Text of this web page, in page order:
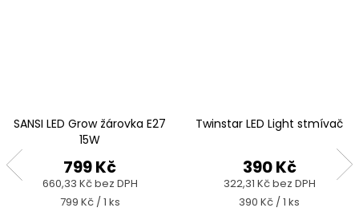
SANSI LED Grow žárovka E27
15W
660,33 Kč bez DPH
799 Kč
Měrná
799 Kč / 1 ks
Twinstar LED Light stmívač
322,31 Kč bez DPH
390 Kč
Měrná
390 Kč / 1 ks